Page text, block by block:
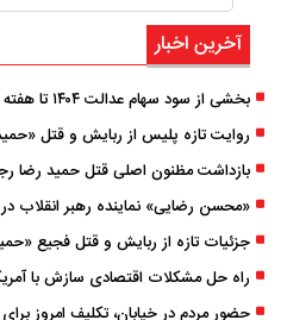
آخرین اخبار
بخشی از سود سهام عدالت ۱۴۰۴ تا هفته دولت واریز می‌شود
«محسن رضایی» نماینده رهبر انقلاب
حضور مردم در خیابان، تکلیف امروز